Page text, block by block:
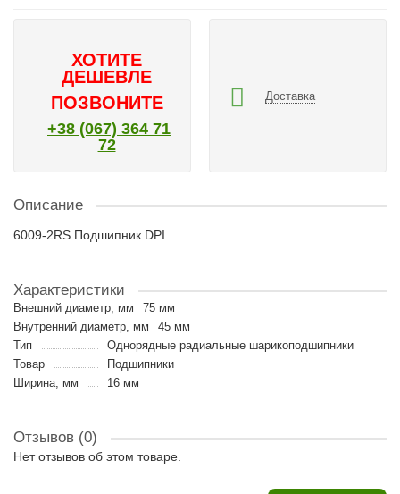
ХОТИТЕ
ДЕШЕВЛЕ
ПОЗВОНИТЕ
+38 (067) 364 71
72
Доставка
Описание
6009-2RS Подшипник DPI
Характеристики
Внешний диаметр, мм
75 мм
Внутренний диаметр, мм
45 мм
Тип
Однорядные радиальные шарикоподшипники
Товар
Подшипники
Ширина, мм
16 мм
Отзывов (0)
Нет отзывов об этом товаре.